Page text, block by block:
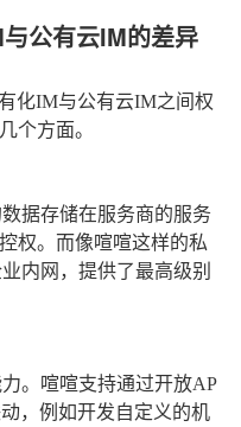
公有云IM的差异
化IM与公有云IM之间权
个方面。
据存储在服务商的服务
权。而像喧喧这样的私
内网，提供了最高级别
。喧喧支持通过开放AP
，例如开发自定义的机